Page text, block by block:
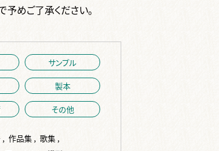
めご了承ください。
サンプル
製本
その他
, 作品集 , 歌集 ,